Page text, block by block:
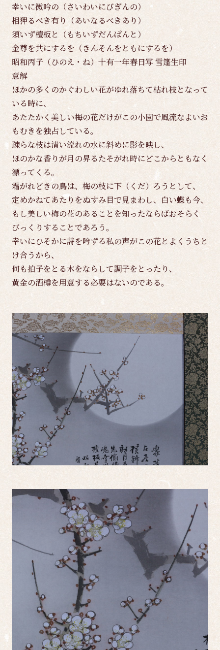
幸いに微吟の（さいわいにびぎんの）
相狎るべき有り（あいなるべきあり）
須いず檀板と（もちいずだんぱんと）
金尊を共にするを（きんそんをともにするを）
昭和丙子（ひのえ・ね）十有一年春日写 雪篷生印
意解
ほかの多くのかぐわしい花がゆれ落ちて枯れ枝となって
いる時に、
あたたかく美しい梅の花だけがこの小園で風流なよいお
もむきを独占している。
疎らな枝は清い流れの水に斜めに影を映し、
ほのかな香りが月の昇るたそがれ時にどこからともなく
漂ってくる。
霜がれどきの鳥は、梅の枝に下（くだ）ろうとして、
定めかねてあたりをぬすみ目で見まわし、白い蝶も今、
もし美しい梅の花のあることを知ったならばおそらく
びっくりすることであろう。
幸いにひそかに詩を吟ずる私の声がこの花とよくうちと
け合うから、
何も拍子をとる木をならして調子をとったり、
黄金の酒樽を用意する必要はないのである。